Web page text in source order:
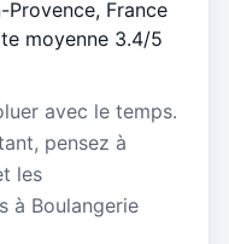
France
moyenne 3.4/5
avec le temps.
pensez à
les
à Boulangerie